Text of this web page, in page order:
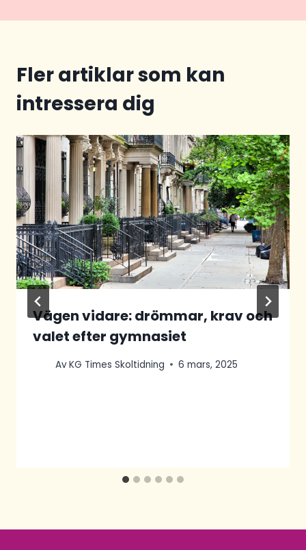
Fler artiklar som kan
intressera dig
Vägen vidare: drömmar, krav och
valet efter gymnasiet
AvKG Times Skoltidning 6 mars, 2025